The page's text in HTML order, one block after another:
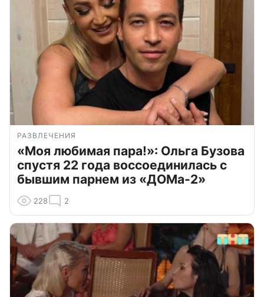
РАЗВЛЕЧЕНИЯ
«Моя любимая пара!»: Ольга Бузова
спустя 22 года воссоединилась с
бывшим парнем из «ДОМа-2»
228 2